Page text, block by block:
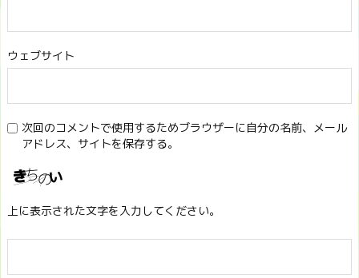
ウェブサイト
次回のコメントで使用するためブラウザーに自分の名前、メール
アドレス、サイトを保存する。
上に表示された文字を入力してください。